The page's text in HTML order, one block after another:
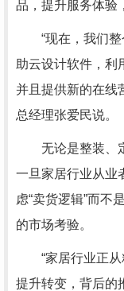
品，提升服务体验
“现在，我们整
助云设计软件，利
并且提供新的在线
总经理张爱民说。
无论是整装、定
一旦家居行业从业
虑“卖货逻辑”而不
的市场考验。
“家居行业正从
提升转变，背后的